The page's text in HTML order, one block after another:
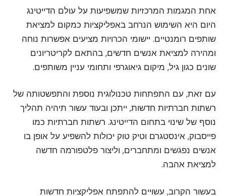
אחת המגמות המרכזיות שמשפיעות על עולם הדייטינג
היום היא השימוש הנרחב באפליקציות כמקום למציאת
שותפים רומנטיים. יישומי הכרויות מציעים אפשרות נוחה
ומהירה למציאת אנשים חדשים, בהתאם לקריטריונים
שונים כגון גיל, מיקום גיאוגרפי ותחומי עניין משותפים.
עם זאת, עם התפתחות טכנולוגית נוספת והתפשטותה של
רשתות חברתיות חדשות, ייתכן ובעוד עשור תיהיה תהליך
נוסף של שינוי בתחום הדייטינג. רשתות חברתיות כמו
פייסבוק, אינסטגרם וטיק טוק יכולות להשפיע על אופן בו
אנשים נפגשים ומתחברים, וליצור פלטפורמה חדשה
למציאת אהבה.
בעשור הקרוב, עשויים להתפתח אפליקציות חדשות